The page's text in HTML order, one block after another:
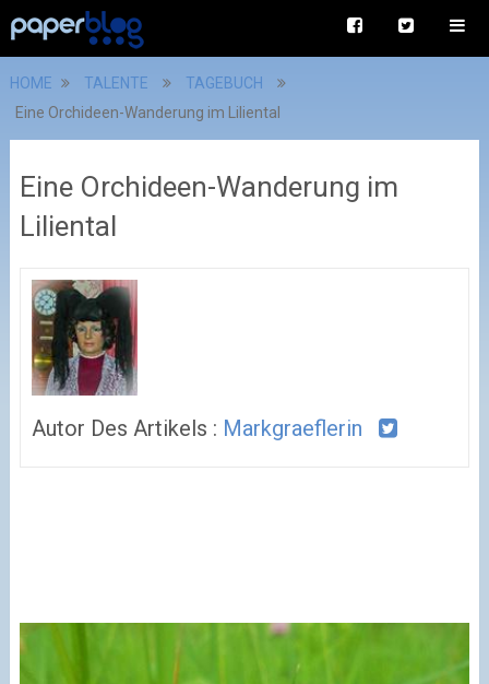
HOME TALENTE
TAGEBUCH
Eine Orchideen-Wanderung im Liliental
Eine Orchideen-Wanderung im
Liliental
Autor Des Artikels : Markgraeflerin